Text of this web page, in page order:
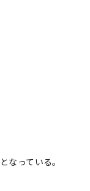
となっている。